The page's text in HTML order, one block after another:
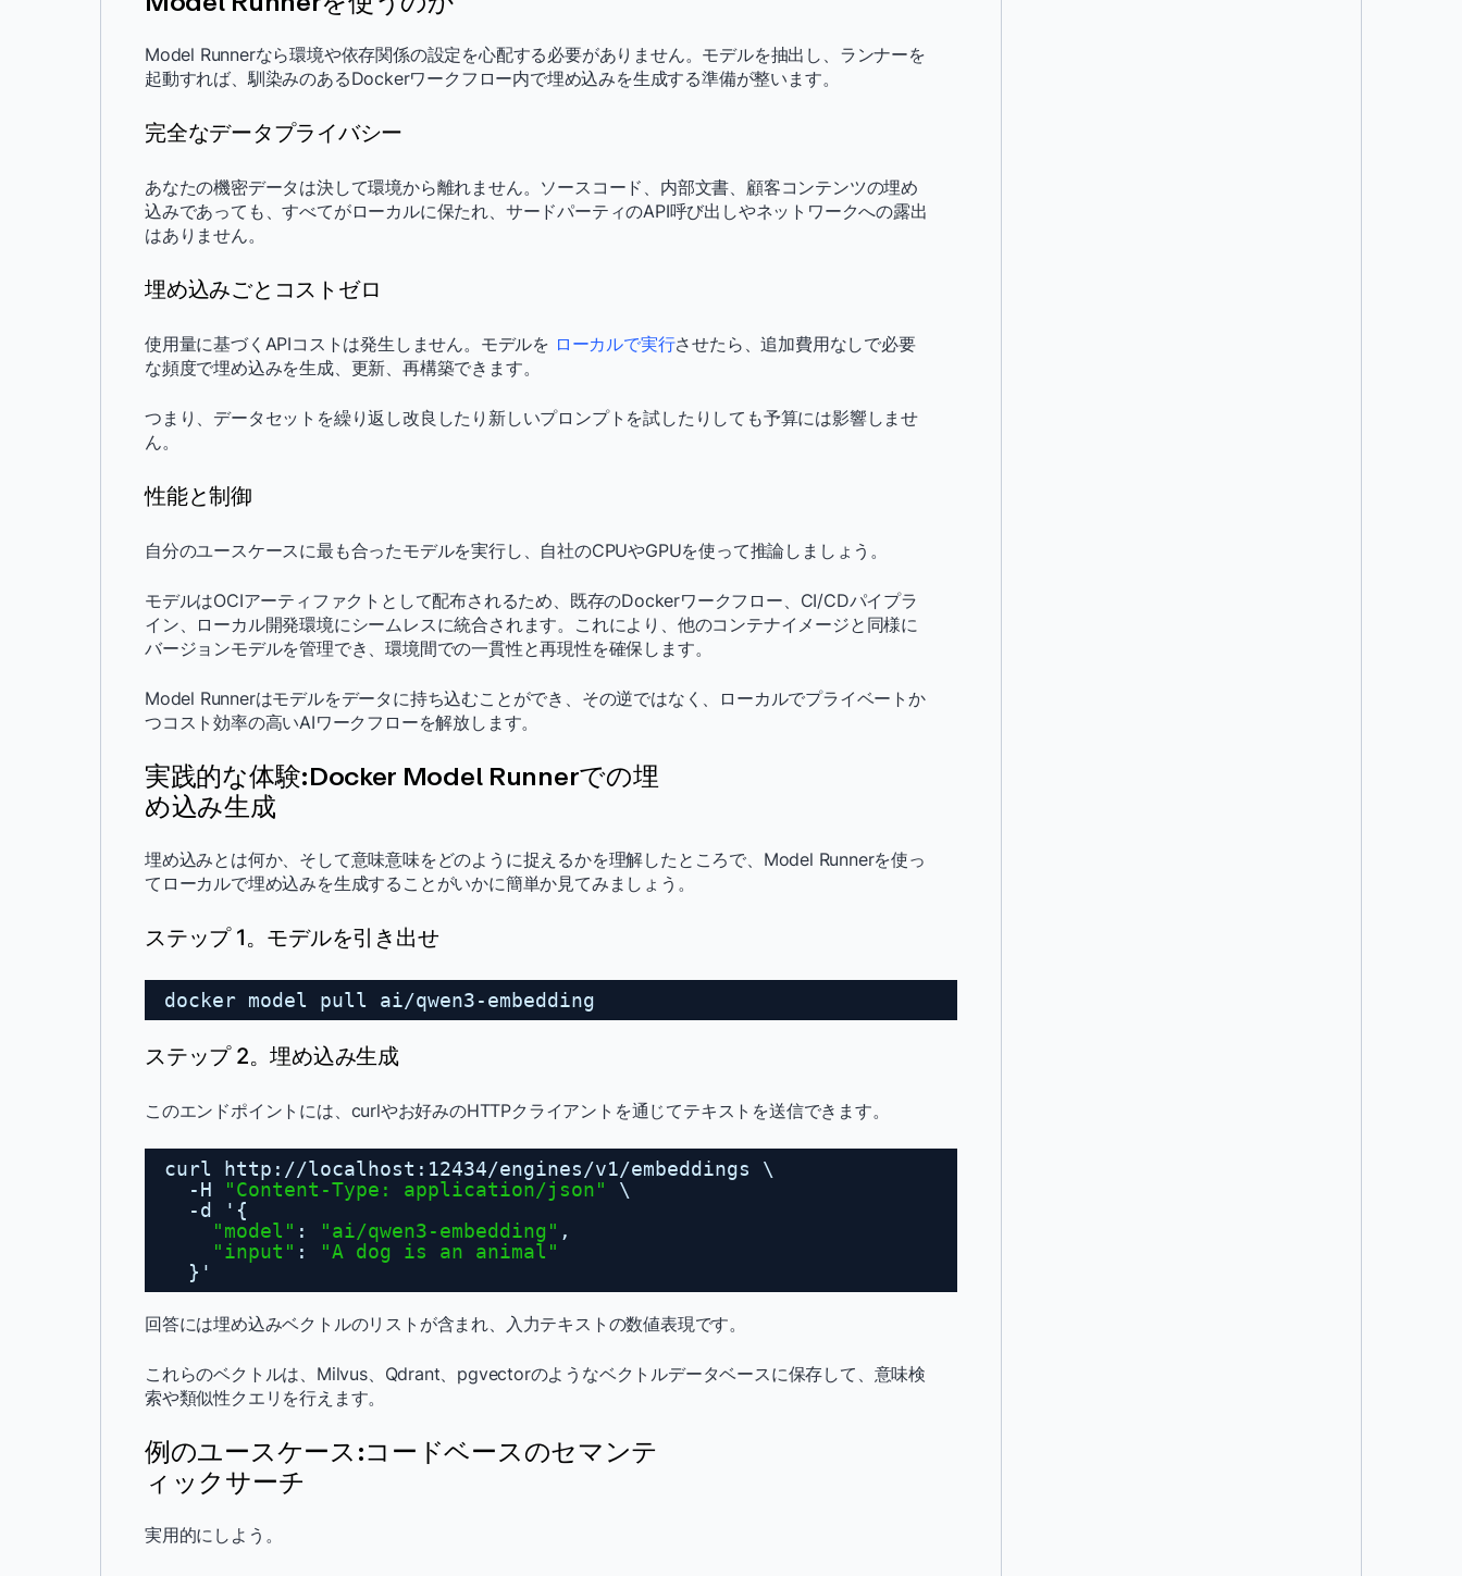
Model Runnerなら環境や依存関係の設定を心配する必要がありません。モデルを抽出し、ランナーを
起動すれば、馴染みのあるDockerワークフロー内で埋め込みを生成する準備が整います。
完全なデータプライバシー
あなたの機密データは決して環境から離れません。ソースコード、内部文書、顧客コンテンツの埋め
込みであっても、すべてがローカルに保たれ、サードパーティのAPI呼び出しやネットワークへの露出
はありません。
埋め込みごとコストゼロ
使用量に基づくAPIコストは発生しません。モデルを ローカルで実行させたら、追加費用なしで必要
な頻度で埋め込みを生成、更新、再構築できます。
つまり、データセットを繰り返し改良したり新しいプロンプトを試したりしても予算には影響しませ
ん。
性能と制御
自分のユースケースに最も合ったモデルを実行し、自社のCPUやGPUを使って推論しましょう。
モデルはOCIアーティファクトとして配布されるため、既存のDockerワークフロー、CI/CDパイプラ
イン、ローカル開発環境にシームレスに統合されます。これにより、他のコンテナイメージと同様に
バージョンモデルを管理でき、環境間での一貫性と再現性を確保します。
Model Runnerはモデルをデータに持ち込むことができ、その逆ではなく、ローカルでプライベートか
つコスト効率の高いAIワークフローを解放します。
実践的な体験:Docker Model Runnerでの埋
め込み生成
埋め込みとは何か、そして意味意味をどのように捉えるかを理解したところで、Model Runnerを使っ
てローカルで埋め込みを生成することがいかに簡単か見てみましょう。
ステップ 1。モデルを引き出せ
docker model pull ai/qwen3-embedding
ステップ 2。埋め込み生成
このエンドポイントには、curlやお好みのHTTPクライアントを通じてテキストを送信できます。
curl http: //localhost :12434/engines/v1/embeddings
\
-H
"Content-Type: application/json"
\
-d '{
"model" : "ai/qwen3-embedding" ,
"input" :
"A dog is an animal"
}'
回答には埋め込みベクトルのリストが含まれ、入力テキストの数値表現です。
これらのベクトルは、Milvus、Qdrant、pgvectorのようなベクトルデータベースに保存して、意味検
索や類似性クエリを行えます。
例のユースケース:コードベースのセマンテ
ィックサーチ
実用的にしよう。